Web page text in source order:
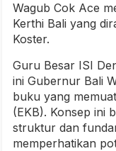
Wagub Cok Ace
Kerthi Bali yang
Koster.
Guru Besar ISI
ini Gubernur Bali
buku yang
(EKB). Konsep ini
struktur dan
memperhatikan